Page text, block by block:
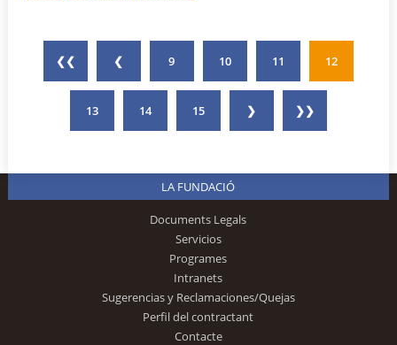
❮❮ ❮ 9 10 11 12
13 14 15 ❯ ❯❯
LA FUNDACIÓ
Documents Legals
Servicios
Programes
Intranets
Sugerencias y Reclamaciones/Quejas
Perfil del contractant
Contacte